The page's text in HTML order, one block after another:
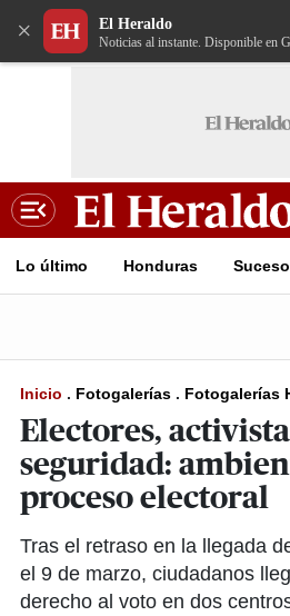
× El Heraldo
Noticias al instante. Disponible en
Lo último Honduras
Inicio . Fotogalerías . Fotogalerías
Electores,
seguridad:
proceso electoral
Tras el retraso en la llegada
el 9 de marzo, ciudadanos
derecho al voto en dos